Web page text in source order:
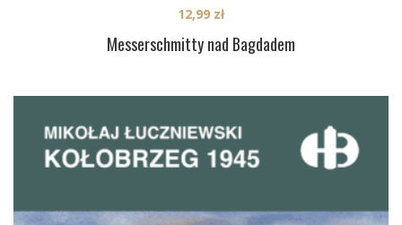
Messerschmitty nad Bagdadem
12,99 zł